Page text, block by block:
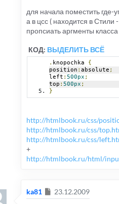
для начала поместить где-
а в цсс ( находится в
пропсиать аргменты
КОД: ВЫДЕЛИТЬ ВСЁ
. knopochka {
position : absolute ;
left : 500px ;
top : 500px ;
}
http://htmlbook.ru/css/
http://htmlbook.ru/css/
http://htmlbook.ru/css/
+
http://htmlbook.ru/html/
ka81 Сообщение
23.12.2009